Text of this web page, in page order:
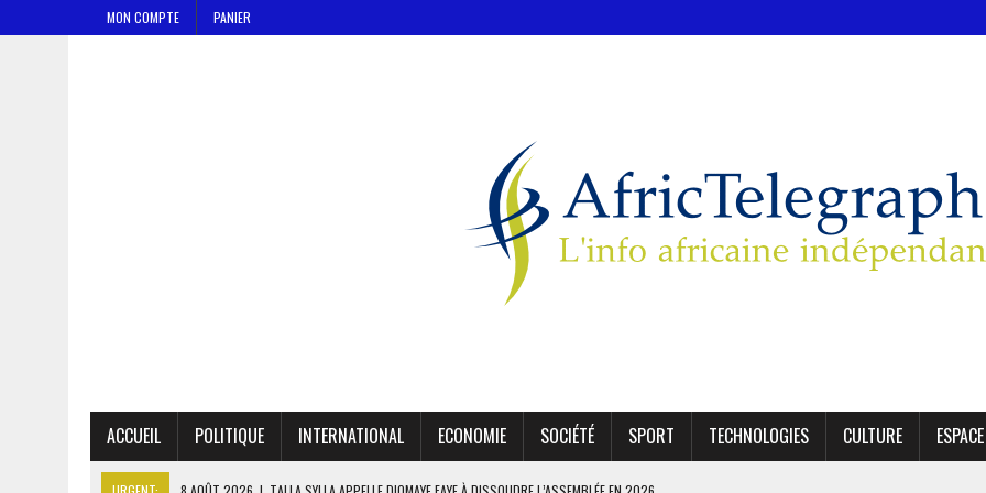
MON COMPTE PANIER
ACCUEIL POLITIQUE INTERNATIONAL ECONOMIE SOCIÉTÉ SPORT TECHNOLOGIES CULTURE